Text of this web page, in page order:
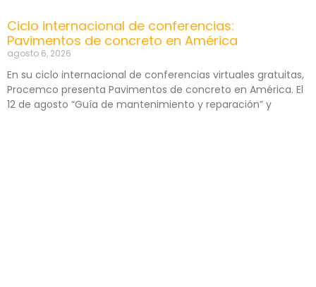
Ciclo internacional de conferencias:
Pavimentos de concreto en América
agosto 6, 2026
En su ciclo internacional de conferencias virtuales gratuitas,
Procemco presenta Pavimentos de concreto en América. El
12 de agosto “Guía de mantenimiento y reparación” y